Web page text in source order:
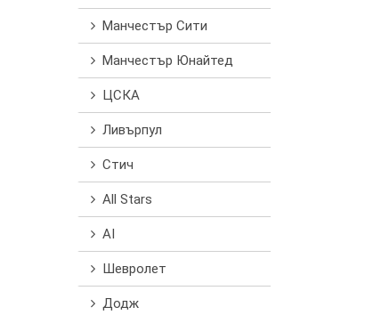
Манчестър Сити
Манчестър Юнайтед
ЦСКА
Ливърпул
Стич
All Stars
AI
Шевролет
Додж